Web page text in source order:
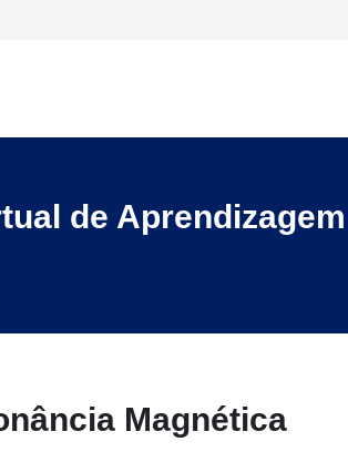
de Aprendizagem
Magnética